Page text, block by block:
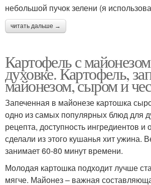
небольшой пучок зелени (я
читать дальше →
Картофель с
духовке. Картофель,
майонезом, сыром и
Запеченная в майонезе картошка
одно из самых популярных блюд для
рецепта, доступность ингредиентов и
сделали из этого кушанья хит ужина.
занимает 60-80 минут времени.
Молодая картошка подходит лучше
мягче. Майонез – важная